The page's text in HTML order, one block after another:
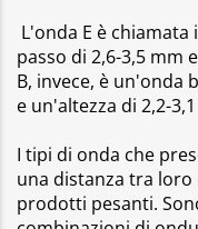
L'onda E è
passo di 2,6-3,5 mm
B, invece, è un'onda
e un'altezza di 2,2-
I tipi di onda che
una distanza tra
prodotti pesanti.